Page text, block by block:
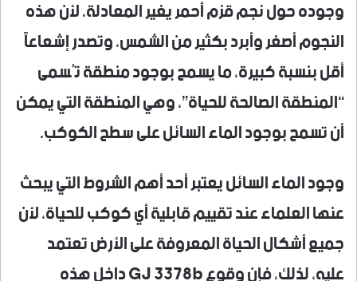
وجوده حول نجم قزم أحمر يغير المعادلة، لأن هذه
النجوم أصغر وأبرد بكثير من الشمس، وتصدر إشعاعاً
أقل بنسبة كبيرة، ما يسمح بوجود منطقة تُسمى
“المنطقة الصالحة للحياة”، وهي المنطقة التي يمكن
أن تسمح بوجود الماء السائل على سطح الكوكب.
وجود الماء السائل يعتبر أحد أهم الشروط التي يبحث
عنها العلماء عند تقييم قابلية أي كوكب للحياة، لأن
جميع أشكال الحياة المعروفة على الأرض تعتمد